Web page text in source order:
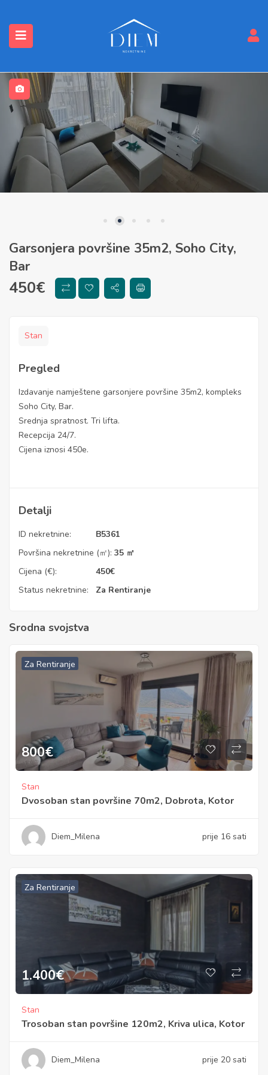
(Nekretnine)
Garsonjera površine 35m2, Soho City,
Bar
450€
Stan
Pregled
Izdavanje namještene garsonjere površine 35m2, kompleks
Soho City, Bar.
Srednja spratnost. Tri lifta.
Recepcija 24/7.
Cijena iznosi 450e.
Detalji
ID nekretnine:
B5361
Površina nekretnine (㎡): 35 ㎡
Cijena (€):
450€
Status nekretnine:
Za Rentiranje
Srodna svojstva
Za Rentiranje
800€
Stan
Dvosoban stan površine 70m2, Dobrota, Kotor
Diem_Milena prije 16 sati
Za Rentiranje
1.400€
Stan
Trosoban stan površine 120m2, Kriva ulica, Kotor
Diem_Milena prije 20 sati